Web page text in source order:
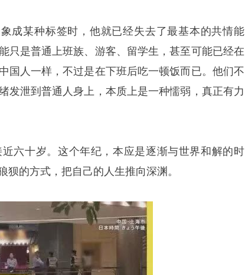
成某种标签时，他就已经失去了最基本的共情能
只是普通上班族、游客、留学生，甚至可能已经在
国人一样，不过是在下班后吃一顿饭而已。他们不
发泄到普通人身上，本质上是一种懦弱，真正有力
六十岁。这个年纪，本应是逐渐与世界和解的时
的方式，把自己的人生推向深渊。